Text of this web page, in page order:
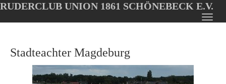
Oops, an error occurred! Code: 20260807222849d5905d3e
main
RUDERCLUB UNION 1861 SCHÖNEBECK E.V.
Stadteachter Magdeburg